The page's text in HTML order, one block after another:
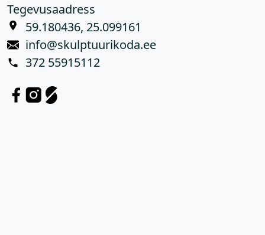
Tegevusaadress
59.180436, 25.099161
info@skulptuurikoda.ee
372 55915112